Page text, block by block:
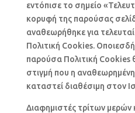
εντόπισε το σημείο
κορυφή της παρούσας
αναθεωρήθηκε για
Πολιτική Cookies.
παρούσα Πολιτική Cookies
στιγμή που η
καταστεί διαθέσιμη στον
Διαφημιστές τρίτων μερών